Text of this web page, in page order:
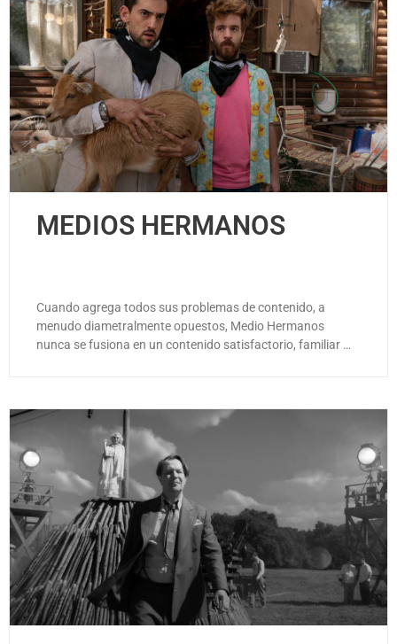
MEDIOS HERMANOS
Cuando agrega todos sus problemas de contenido, a
menudo diametralmente opuestos, Medio Hermanos
nunca se fusiona en un contenido satisfactorio, familiar …